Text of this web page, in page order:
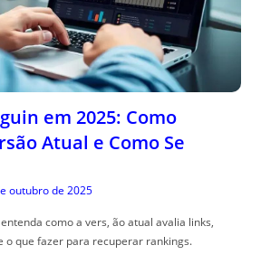
em 2025: Como
Atual e Como Se
outubro de 2025
como a vers, ão atual avalia links,
o que fazer para recuperar rankings.